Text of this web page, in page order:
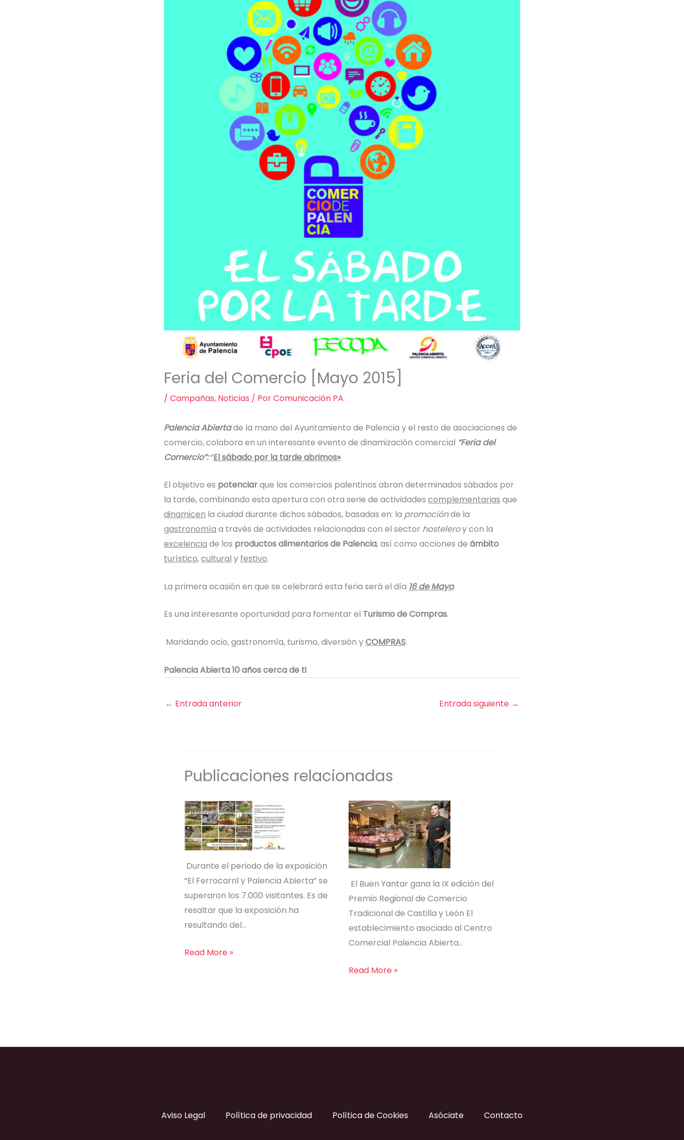
Feria del Comercio [Mayo 2015]
/ Campañas, Noticias / PorComunicación PA
Palencia Abiertade la mano del Ayuntamiento de Palencia y el resto de asociaciones de
comercio, colabora en un interesante evento de dinamización comercial “Feria del
Comercio”:“El sábado por la tarde abrimos»
El objetivo es potenciarque los comercios palentinos abran determinados sábados por
la tarde, combinando esta apertura con otra serie de actividades complementarias que
dinamicen la ciudad durante dichos sábados, basadas en: la promociónde la
gastronomía a través de actividades relacionadas con el sector hosteleroy con la
excelencia de los productos alimentarios de Palencia, así como acciones de ámbito
turístico,cultural y festivo.
La primera ocasión en que se celebrará esta feria será el día 16 de Mayo.
Es una interesante oportunidad para fomentar el Turismo de Compras.
Maridando ocio, gastronomía, turismo, diversión yCOMPRAS.
Palencia Abierta 10 años cerca de ti
← Entrada anterior Entrada siguiente →
Publicaciones relacionadas
Durante el periodo de la exposición
“El Ferrocarril y Palencia Abierta” se
superaron los 7.000 visitantes. Es de
resaltar que la exposición ha
resultando del…
Read More »
El Buen Yantar gana la IX edición del
Premio Regional de Comercio
Tradicional de Castilla y León El
establecimiento asociado al Centro
Comercial Palencia Abierta…
Read More »
Aviso Legal Política de privacidad Política de Cookies Asóciate Contacto